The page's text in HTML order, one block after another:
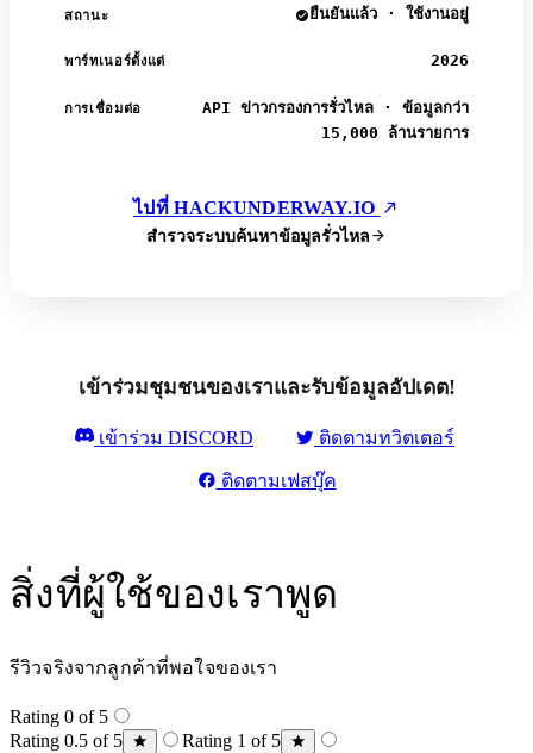
สถานะ ยืนยันแล้ว · ใช้งานอยู่
พาร์ทเนอร์ตั้งแต่ 2026
การเชื่อมต่อ
API ข่าวกรองการรั่วไหล · ข้อมูลกว่า
15,000 ล้านรายการ
ไปที่ HACKUNDERWAY.IO
สำรวจระบบค้นหาข้อมูลรั่วไหล
เข้าร่วมชุมชนของเราและรับข้อมูลอัปเดต!
เข้าร่วม DISCORD ติดตามทวิตเตอร์
ติดตามเฟสบุ๊ค
สิ่งที่ผู้ใช้ของเราพูด
รีวิวจริงจากลูกค้าที่พอใจของเรา
Rating 0 of 5
Rating 0.5 of 5
Rating 1 of 5